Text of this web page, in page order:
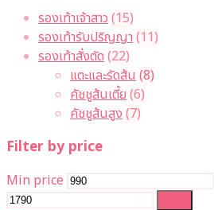
รองเท้าเจ้าสาว (15)
รองเท้ารับปริญญา (11)
รองเท้าสั่งตัด (22)
แตะและรัดส้น (8)
คัชชูส้นเตี้ย (6)
คัชชูส้นสูง (7)
Filter by price
Min price